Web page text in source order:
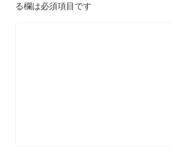
る欄は必須項目です